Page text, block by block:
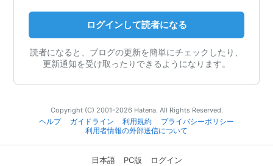
ログインして読者になる
読者になると、ブログの更新を簡単にチェックしたり、
更新通知を受け取ったりできるようになります。
Copyright (C) 2001-2026 Hatena. All Rights Reserved.
ヘルプ
ガイドライン 利用規約
プライバシーポリシー
利用者情報の外部送信について
日本語 PC版 ログイン